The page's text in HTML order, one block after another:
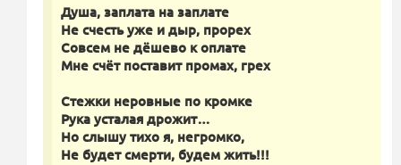
Душа, заплата на заплате
Не счесть уже и дыр, прорех
Совсем не дёшево к оплате
Мне счёт поставит промах, грех
Стежки неровные по кромке
Рука усталая дрожит…
Но слышу тихо я, негромко,
Не будет смерти, будем жить!!!